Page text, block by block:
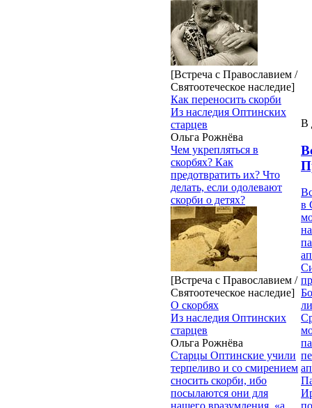
[Встреча с Православием /
Святоотеческое наследие]
Как переносить скорби
Из наследия Оптинских
старцев
Ольга Рожнёва
Чем укрепляться в
скорбях? Как
предотвратить их? Что
делать, если одолевают
скорби о детях?
[Встреча с Православием /
Святоотеческое наследие]
О скорбях
Из наследия Оптинских
старцев
Ольга Рожнёва
Старцы Оптинские учили
терпеливо и со смирением
сносить скорби, ибо
посылаются они для
нашего вразумления, «а
В
в